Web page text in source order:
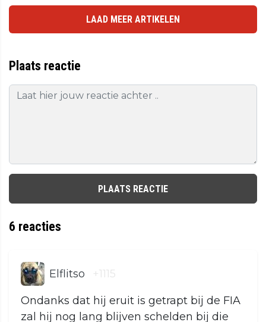
LAAD MEER ARTIKELEN
Plaats reactie
PLAATS REACTIE
6 reacties
Elflitso +1115
Ondanks dat hij eruit is getrapt bij de FIA
zal hij nog lang blijven schelden bij die